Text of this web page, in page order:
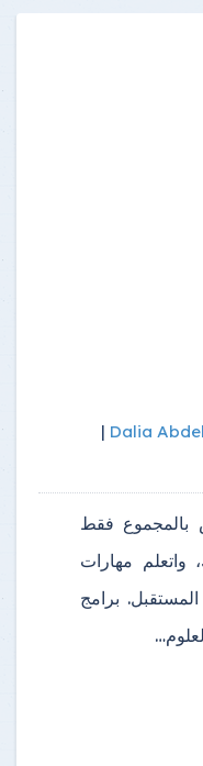
Dalia
|
بالمجموع فقط
واتعلم مهارات
برامج